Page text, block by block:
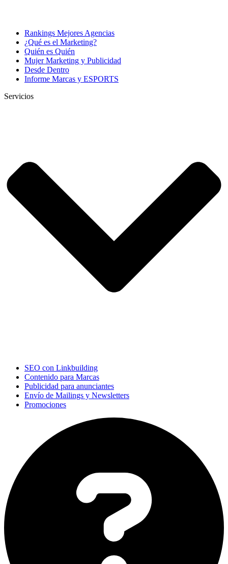
Rankings Mejores Agencias
¿Qué es el Marketing?
Quién es Quién
Mujer Marketing y Publicidad
Desde Dentro
Informe Marcas y ESPORTS
Servicios
SEO con Linkbuilding
Contenido para Marcas
Publicidad para anunciantes
Envío de Mailings y Newsletters
Promociones